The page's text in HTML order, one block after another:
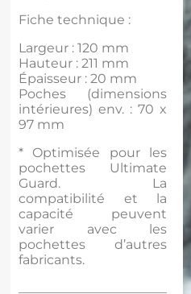
Fiche technique :
Largeur : 120 mm
Hauteur : 211 mm
Épaisseur : 20 mm
Poches (dimensions
intérieures) env. : 70 x
97 mm
* Optimisée pour les
pochettes Ultimate
Guard. La
compatibilité et la
capacité peuvent
varier avec les
pochettes d’autres
fabricants.